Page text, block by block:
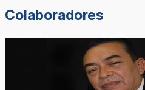
Colaboradores